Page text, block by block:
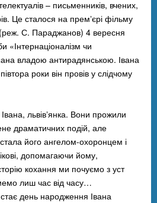
– письменників, вчених,
Це сталося на премʼєрі фільму
(реж. С. Параджанов) 4 вересня
«Інтернаціоналізм чи
владою антирадянською. Івана
роки він провів у слідчому
львівʼянка. Вони прожили
драматичних подій, але
його ангелом-охоронцем і
допомагаючи йому,
кохання ми почуємо з уст
лиш час від часу…
день народження Івана